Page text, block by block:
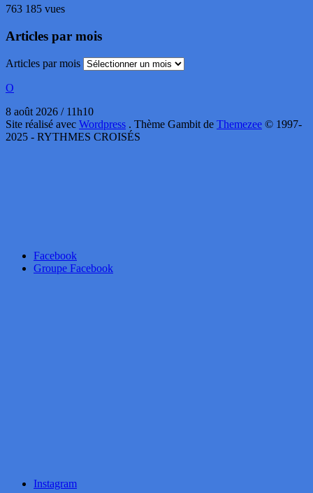
763 185 vues
Articles par mois
Articles par mois
O
8 août 2026 / 11h10
Site réalisé avec Wordpress . Thème Gambit de Themezee © 1997-
2025 - RYTHMES CROISÉS
Facebook
Groupe Facebook
Instagram